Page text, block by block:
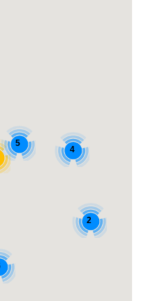
4
2
5